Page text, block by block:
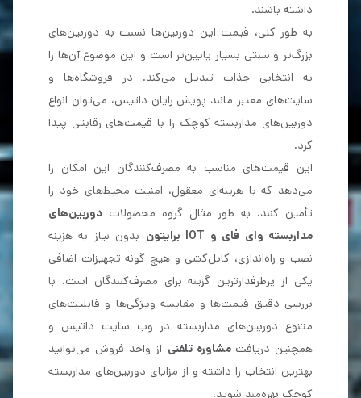
داشته باشند.
به طور کلی، قیمت این دوربین‌ها نسبت به دوربین‌های
بزرگ‌تر و سنتی بسیار پایین‌تر است و این موضوع آن‌ها را
به انتخابی جذاب تبدیل می‌کند. در فروشگاه‌ها و
سایت‌های معتبر مانند پویش رایان داتیس، می‌توان انواع
دوربین‌های مداربسته کوچک را با قیمت‌های رقابتی پیدا
کرد.
این قیمت‌های مناسب به مصرف‌کنندگان این امکان را
می‌دهد که با هزینه‌ای معقول، امنیت محیط‌های خود را
تأمین کنند. به طور مثال گروه محصولات دوربین‌های
مداربسته وای فای و IOT برایتون
بدون نیاز به هزینه
نصب و راه‌اندازی، کابل‌کشی و هیچ گونه تجهیزات اضافی
یکی از پرطرفدارترین گزینه برای مصرف‌کنندگان است. با
بررسی دقیق قیمت‌ها و مقایسه ویژگی‌ها و قابلیت‌های
متنوع دوربین‌های مداربسته در وب سایت داتیس و
همچنین دریافت مشاوره تلفنی از واحد فروش می‌توانید
بهترین انتخاب را داشته و از مزایای دوربین‌های مداربسته
کوچک بهره‌مند شوید.